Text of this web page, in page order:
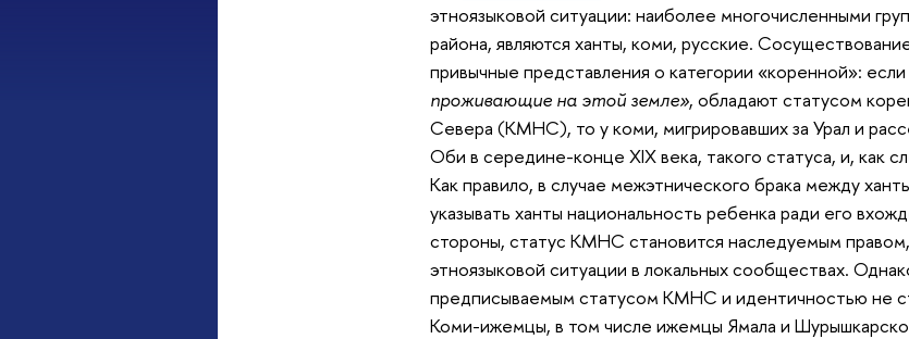
этноязыковой ситуации: наиболее многочисленными
района, являются ханты, коми, русские.
привычные представления о категории «коренной»:
проживающие на этой земле», обладают статусом
Севера (КМНС), то у коми, мигрировавших за Урал и
Оби в середине-конце XIX века, такого статуса, и, как
Как правило, в случае межэтнического брака между
указывать ханты национальность ребенка ради его
стороны, статус КМНС становится наследуемым
этноязыковой ситуации в локальных сообществах.
предписываемым статусом КМНС и идентичностью не
Коми-ижемцы, в том числе ижемцы Ямала и